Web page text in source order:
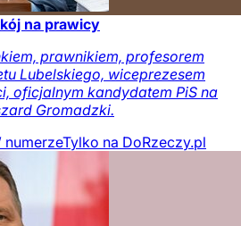
na prawicy
prawnikiem, profesorem
Lubelskiego, wiceprezesem
oficjalnym kandydatem PiS na
Gromadzki.
numerzeTylko na DoRzeczy.pl